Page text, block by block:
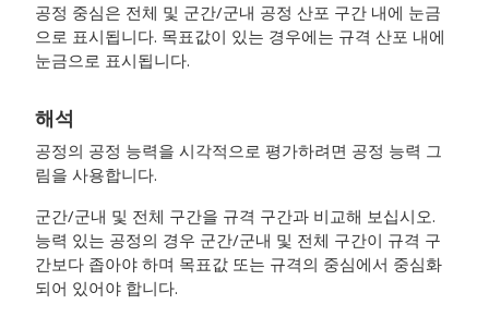
공정 중심은 전체 및 군간/군내 공정 산포 구간 내에 눈금
으로 표시됩니다. 목표값이 있는 경우에는 규격 산포 내에
눈금으로 표시됩니다.
해석
공정의 공정 능력을 시각적으로 평가하려면 공정 능력 그
림을 사용합니다.
군간/군내 및 전체 구간을 규격 구간과 비교해 보십시오.
능력 있는 공정의 경우 군간/군내 및 전체 구간이 규격 구
간보다 좁아야 하며 목표값 또는 규격의 중심에서 중심화
되어 있어야 합니다.